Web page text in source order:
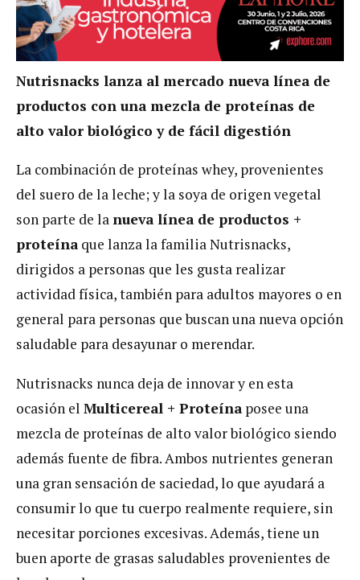
Nutrisnacks lanza al mercado nueva línea de
productos con una mezcla de proteínas de
alto valor biológico y de fácil digestión
La combinación de proteínas whey, provenientes
del suero de la leche; y la soya de origen vegetal
son parte de lanueva línea de productos +
proteína que lanza la familia Nutrisnacks,
dirigidos a personas que les gusta realizar
actividad física, también para adultos mayores o en
general para personas que buscan una nueva opción
saludable para desayunar o merendar.
Nutrisnacks nunca deja de innovar y en esta
ocasión el Multicereal + Proteína posee una
mezcla de proteínas de alto valor biológico siendo
además fuente de fibra. Ambos nutrientes generan
una gran sensación de saciedad, lo que ayudará a
consumir lo que tu cuerpo realmente requiere, sin
necesitar porciones excesivas. Además, tiene un
buen aporte de grasas saludables provenientes de